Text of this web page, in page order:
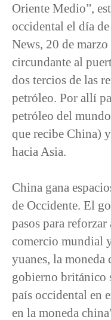
Oriente Medio”,
occidental el día
News, 20 de
circundante al
dos tercios de las
petróleo. Por allí
petróleo del
que recibe China)
hacia Asia.
China gana
de Occidente. El
pasos para
comercio mundial
yuanes, la moneda
gobierno británico
país occidental en
en la moneda